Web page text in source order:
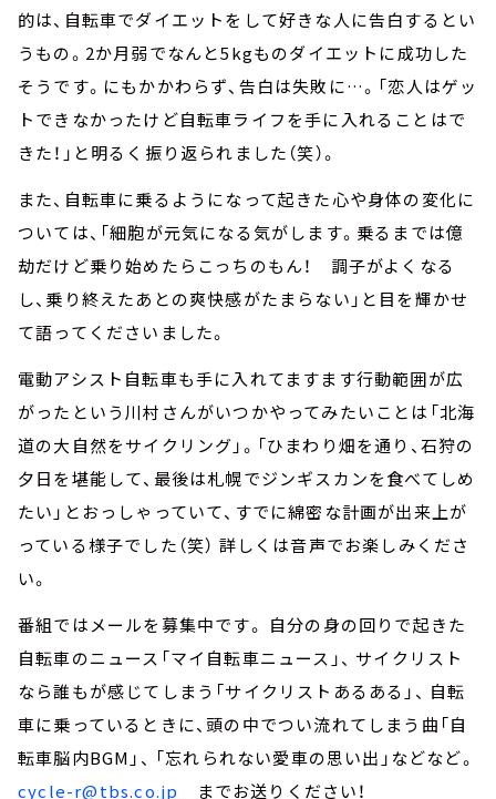
的は、自転車でダイエットをして好きな人に告白するとい
うもの。2か月弱でなんと5kgものダイエットに成功した
そうです。にもかかわらず、告白は失敗に…。「恋人はゲッ
トできなかったけど自転車ライフを手に入れることはで
きた！」と明るく振り返られました（笑）。
また、自転車に乗るようになって起きた心や身体の変化に
ついては、「細胞が元気になる気がします。乗るまでは億
劫だけど乗り始めたらこっちのもん！ 調子がよくなる
し、乗り終えたあとの爽快感がたまらない」と目を輝かせ
て語ってくださいました。
電動アシスト自転車も手に入れてますます行動範囲が広
がったという川村さんがいつかやってみたいことは「北海
道の大自然をサイクリング」。「ひまわり畑を通り、石狩の
夕日を堪能して、最後は札幌でジンギスカンを食べてしめ
たい」とおっしゃっていて、すでに綿密な計画が出来上が
っている様子でした（笑） 詳しくは音声でお楽しみくださ
い。
番組ではメールを募集中です。 自分の身の回りで起きた
自転車のニュース「マイ自転車ニュース」、 サイクリスト
なら誰もが感じてしまう「サイクリストあるある」、 自転
車に乗っているときに、頭の中でつい流れてしまう曲「自
転車脳内BGM」、 「忘れられない愛車の思い出」などなど。
cycle-r@tbs.co.jp
までお送りください！